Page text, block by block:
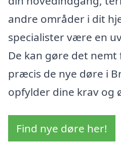
andre områder i dit
specialister være en
De kan gøre det
præcis de nye døre i
opfylder dine krav og
Find nye døre her!